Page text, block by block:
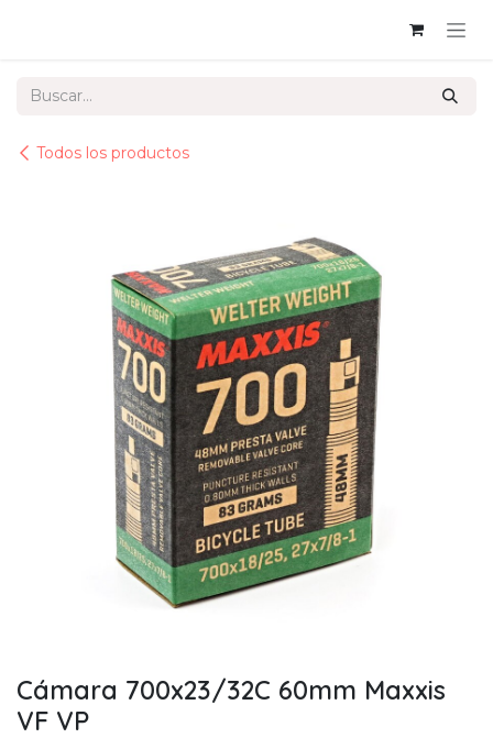
Todos los productos
Cámara 700x23/32C 60mm Maxxis
VF VP